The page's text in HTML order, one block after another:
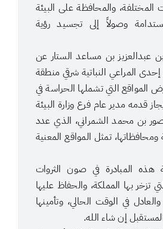
المختلفة، والمحافظة على البيئة
وصولاً إلى تجسيد رؤية
عبدالعزيز بن مساعد الستار عن
المراعي النباتية شرقي منطقة
التي تشملها الحراسة في
قدمه مدير عام فرع وزارة البيئة
بن محمد الشمراني، الذي عدد
ومحافظاتها، تمثل المواقع المعنية
المبادرة في صون الثروات
تزخر بها المملكة، والحفاظ عليها
في الوقت الحالي، وتأمينها
إن شاء الله.